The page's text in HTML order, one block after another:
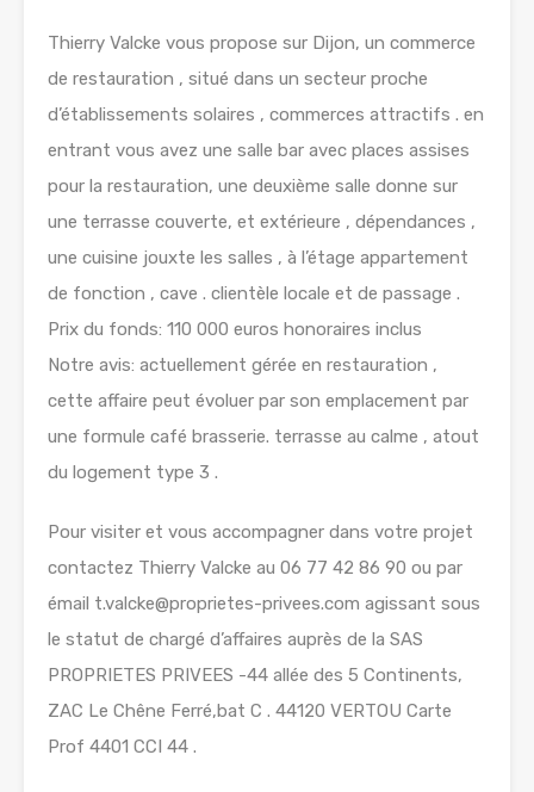
Thierry Valcke vous propose sur Dijon, un commerce
de restauration , situé dans un secteur proche
d’établissements solaires , commerces attractifs . en
entrant vous avez une salle bar avec places assises
pour la restauration, une deuxième salle donne sur
une terrasse couverte, et extérieure , dépendances ,
une cuisine jouxte les salles , à l’étage appartement
de fonction , cave . clientèle locale et de passage .
Prix du fonds: 110 000 euros honoraires inclus
Notre avis: actuellement gérée en restauration ,
cette affaire peut évoluer par son emplacement par
une formule café brasserie. terrasse au calme , atout
du logement type 3 .
Pour visiter et vous accompagner dans votre projet
contactez Thierry Valcke au 06 77 42 86 90 ou par
émail t.valcke@proprietes-privees.com agissant sous
le statut de chargé d’affaires auprès de la SAS
PROPRIETES PRIVEES -44 allée des 5 Continents,
ZAC Le Chêne Ferré,bat C . 44120 VERTOU Carte
Prof 4401 CCI 44 .